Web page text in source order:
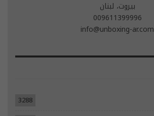
بيروت، لبنان
009611399996
info@unboxing-ar.com
3288